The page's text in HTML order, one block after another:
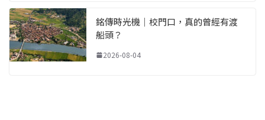
銘傳時光機｜校門口，真的曾經有渡
船頭？
2026-08-04